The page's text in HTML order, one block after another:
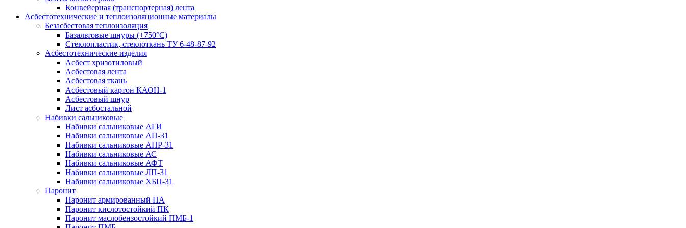
Конвейерная (транспортерная) лента
Асбестотехнические и теплоизоляционные материалы
Безасбестовая теплоизоляция
Базальтовые шнуры (+750°С)
Стеклопластик, стеклоткань ТУ 6-48-87-92
Асбестотехнические изделия
Асбест хризотиловый
Асбестовая лента
Асбестовая ткань
Асбестовый картон КАОН-1
Асбестовый шнур
Лист асбостальной
Набивки сальниковые
Набивки сальниковые АГИ
Набивки сальниковые АП-31
Набивки сальниковые АПР-31
Набивки сальниковые АС
Набивки сальниковые АФТ
Набивки сальниковые ЛП-31
Набивки сальниковые ХБП-31
Паронит
Паронит армированный ПА
Паронит кислотостойкий ПК
Паронит маслобензостойкий ПМБ-1